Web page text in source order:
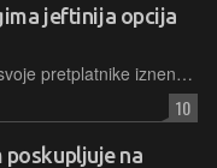
jeftinija opcija
Iz YouTubea su neke svoje pretplatnike iznenadili poskupljenjima mjesečnih naknada, dok su na drugim tržištima ponudili novu upola jeftiniju opciju s manje prednosti. U Hrvatskoj se nije dogodilo niti jedno
10
poskupljuje na